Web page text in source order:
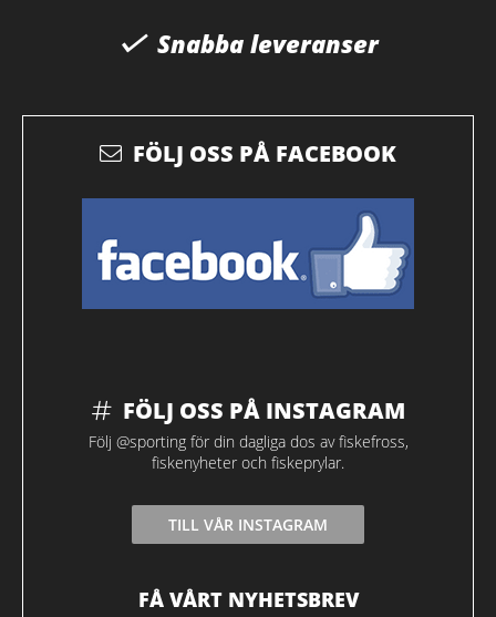
Snabba leveranser
FÖLJ OSS PÅ FACEBOOK
FÖLJ OSS PÅ INSTAGRAM
Följ @sporting för din dagliga dos av fiskefross,
fiskenyheter och fiskeprylar.
TILL VÅR INSTAGRAM
FÅ VÅRT NYHETSBREV